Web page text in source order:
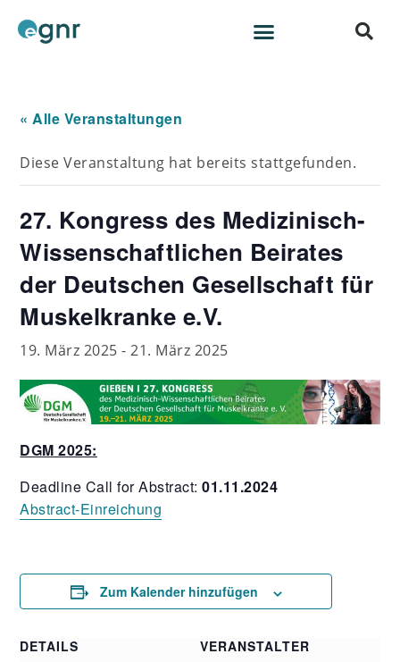
« Alle Veranstaltungen
Diese Veranstaltung hat bereits stattgefunden.
27. Kongress des Medizinisch-
Wissenschaftlichen Beirates
der Deutschen Gesellschaft für
Muskelkranke e.V.
19. März 2025 -21. März 2025
DGM 2025:
Deadline Call for Abstract:01.11.2024
Abstract-Einreichung
Zum Kalender hinzufügen
DETAILS
VERANSTALTER